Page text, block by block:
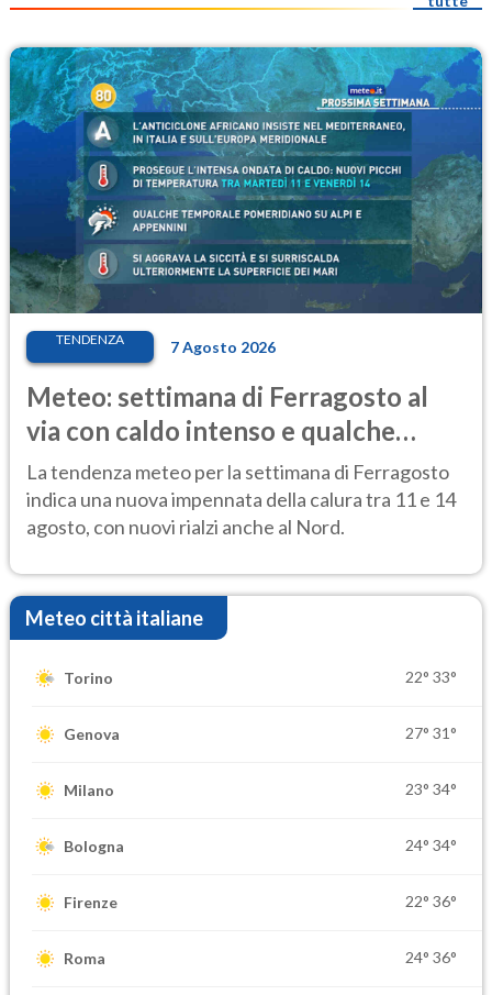
TENDENZA 7 Agosto 2026
Meteo: settimana di Ferragosto al
via con caldo intenso e qualche
temporale
La tendenza meteo per la settimana di Ferragosto
indica una nuova impennata della calura tra 11 e 14
agosto, con nuovi rialzi anche al Nord.
Meteo città italiane
Torino 22° 33°
Genova 27° 31°
Milano 23° 34°
Bologna 24° 34°
Firenze 22° 36°
Roma 24° 36°